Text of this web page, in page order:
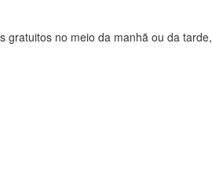
gratuitos no meio da manhã ou da tarde,